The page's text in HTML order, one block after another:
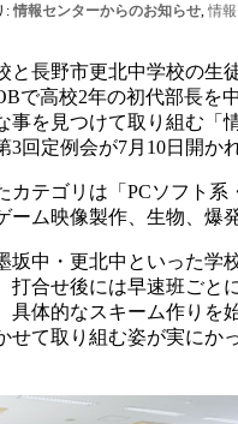
:情報センターからのお知らせ ,情
と長野市更北中学校の生
で高校2年の初代部長を
事を見つけて取り組む「
3回定例会が7月10日開か
カテゴリは「PCソフト系
ーム映像製作、生物、爆
坂中・更北中といった学
打合せ後には早速班ごと
具体的なスキーム作りを
せて取り組む姿が実にか